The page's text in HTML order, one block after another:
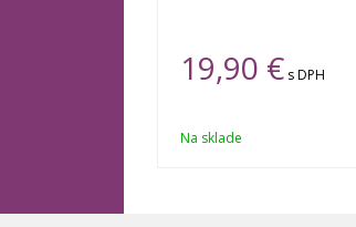
19,90 € s DPH
Na sklade